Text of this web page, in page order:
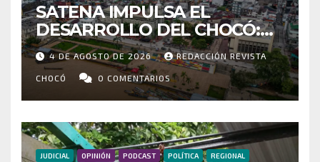
SATENA IMPULSA EL
DESARROLLO DEL CHOCÓ:
MÁS DE 35 MIL PASAJEROS
MOVILIZADOS Y NUEVAS
RUTAS FORTALECEN LA
CONECTIVIDAD
4 DE AGOSTO DE 2026 REDACCIÓN REVISTA
CHOCÓ 0 COMENTARIOS
JUDICIAL OPINIÓN PODCAST POLÍTICA REGIONAL